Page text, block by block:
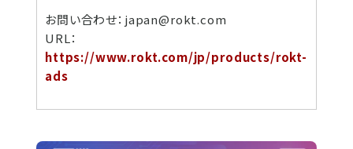
お問い合わせ：japan@rokt.com
URL：
https://www.rokt.com/jp/products/rokt-
ads